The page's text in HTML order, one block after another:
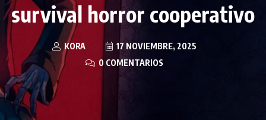
survival horror cooperativo
KORA
17 NOVIEMBRE, 2025
0 COMENTARIOS